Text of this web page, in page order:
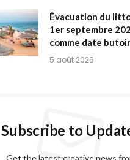
Évacuation du
1er septembre
comme date butoir
5 août 2026
Subscribe to
Get the latest creative news